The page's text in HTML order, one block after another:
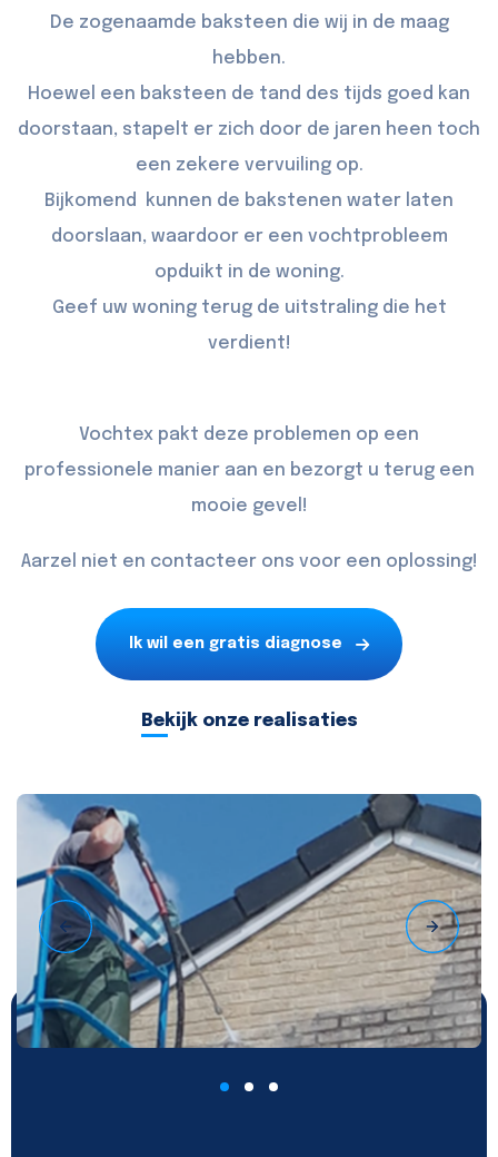
De zogenaamde baksteen die wij in de maag
hebben.
Hoewel een baksteen de tand des tijds goed kan
doorstaan, stapelt er zich door de jaren heen toch
een zekere vervuiling op.
Bijkomend kunnen de bakstenen water laten
doorslaan, waardoor er een vochtprobleem
opduikt in de woning.
Geef uw woning terug de uitstraling die het
verdient!
Vochtex pakt deze problemen op een
professionele manier aan en bezorgt u terug een
mooie gevel!
Aarzel niet en contacteer ons voor een oplossing!
Ik wil een gratis diagnose
Bekijk onze realisaties